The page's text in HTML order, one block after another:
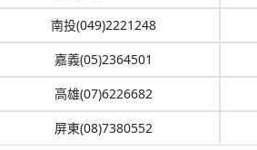
經銷通路商
南投(049)2221248
嘉義(05)2364501
高雄(07)6226682
屏東(08)7380552